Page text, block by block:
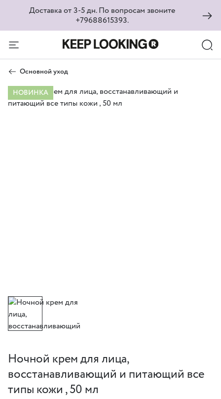
Доставка от 3-5 дн. По вопросам звоните
+79688615393.
Основной уход
НОВИНКА
Ночной крем для лица,
восстанавливающий и питающий все
типы кожи , 50 мл